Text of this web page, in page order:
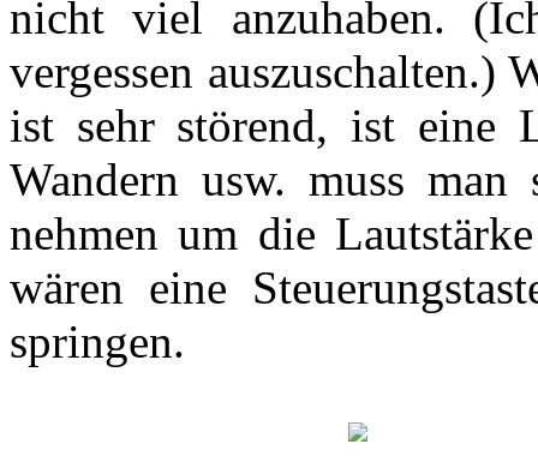
nicht viel anzuhaben.
vergessen auszuschalten.)
ist sehr störend, ist eine
Wandern usw. muss man
nehmen um die
wären eine
springen.